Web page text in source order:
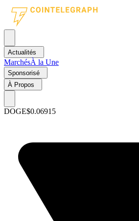
Actualités
MarchésÀ la Une
Sponsorisé
À Propos
DOGE$0.06915